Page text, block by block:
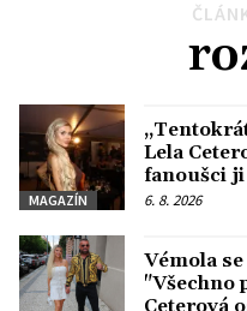
MAGAZÍN
Lela
fanoušci
6. 8. 2026
Vémola
"Všechno
…